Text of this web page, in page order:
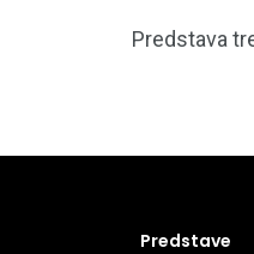
Predstava
Predstave